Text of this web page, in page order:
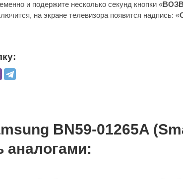
и подержите несколько секунд кнопки «
на экране телевизора появится надпись: «
BN59-01265A
аналогами: